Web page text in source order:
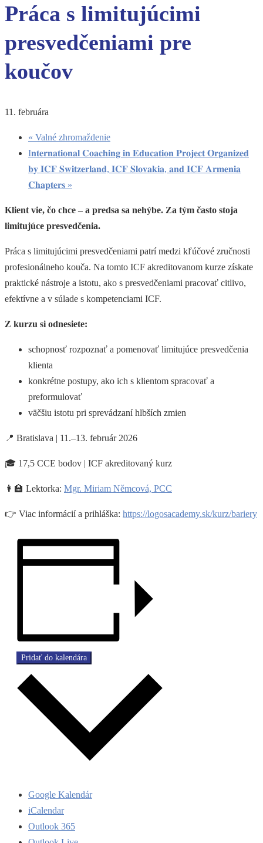
Práca s limitujúcimi
presvedčeniami pre
koučov
11. februára
« Valné zhromaždenie
I𝐧𝐭𝐞𝐫𝐧𝐚𝐭𝐢𝐨𝐧𝐚𝐥 𝐂𝐨𝐚𝐜𝐡𝐢𝐧𝐠 𝐢𝐧 𝐄𝐝𝐮𝐜𝐚𝐭𝐢𝐨𝐧 𝐏𝐫𝐨𝐣𝐞𝐜𝐭 𝐎𝐫𝐠𝐚𝐧𝐢𝐳𝐞𝐝
𝐛𝐲 𝐈𝐂𝐅 𝐒𝐰𝐢𝐭𝐳𝐞𝐫𝐥𝐚𝐧𝐝, 𝐈𝐂𝐅 𝐒𝐥𝐨𝐯𝐚𝐤𝐢𝐚, 𝐚𝐧𝐝 𝐈𝐂𝐅 𝐀𝐫𝐦𝐞𝐧𝐢𝐚
𝐂𝐡𝐚𝐩𝐭𝐞𝐫𝐬 »
Klient vie, čo chce – a predsa sa nehýbe. Za tým často stoja
limitujúce presvedčenia.
Práca s limitujúcimi presvedčeniami patrí medzi kľúčové zručnosti
profesionálneho kouča. Na tomto ICF akreditovanom kurze získate
praktické nástroje a istotu, ako s presvedčeniami pracovať citlivo,
efektívne a v súlade s kompetenciami ICF.
Z kurzu si odnesiete:
schopnosť rozpoznať a pomenovať limitujúce presvedčenia
klienta
konkrétne postupy, ako ich s klientom spracovať a
preformulovať
väčšiu istotu pri sprevádzaní hlbších zmien
📍 Bratislava | 11.–13. február 2026
🎓 17,5 CCE bodov | ICF akreditovaný kurz
👩‍🏫 Lektorka: Mgr. Miriam Němcová, PCC
👉 Viac informácií a prihláška: https://logosacademy.sk/kurz/bariery
Pridať do kalendára
Google Kalendár
iCalendar
Outlook 365